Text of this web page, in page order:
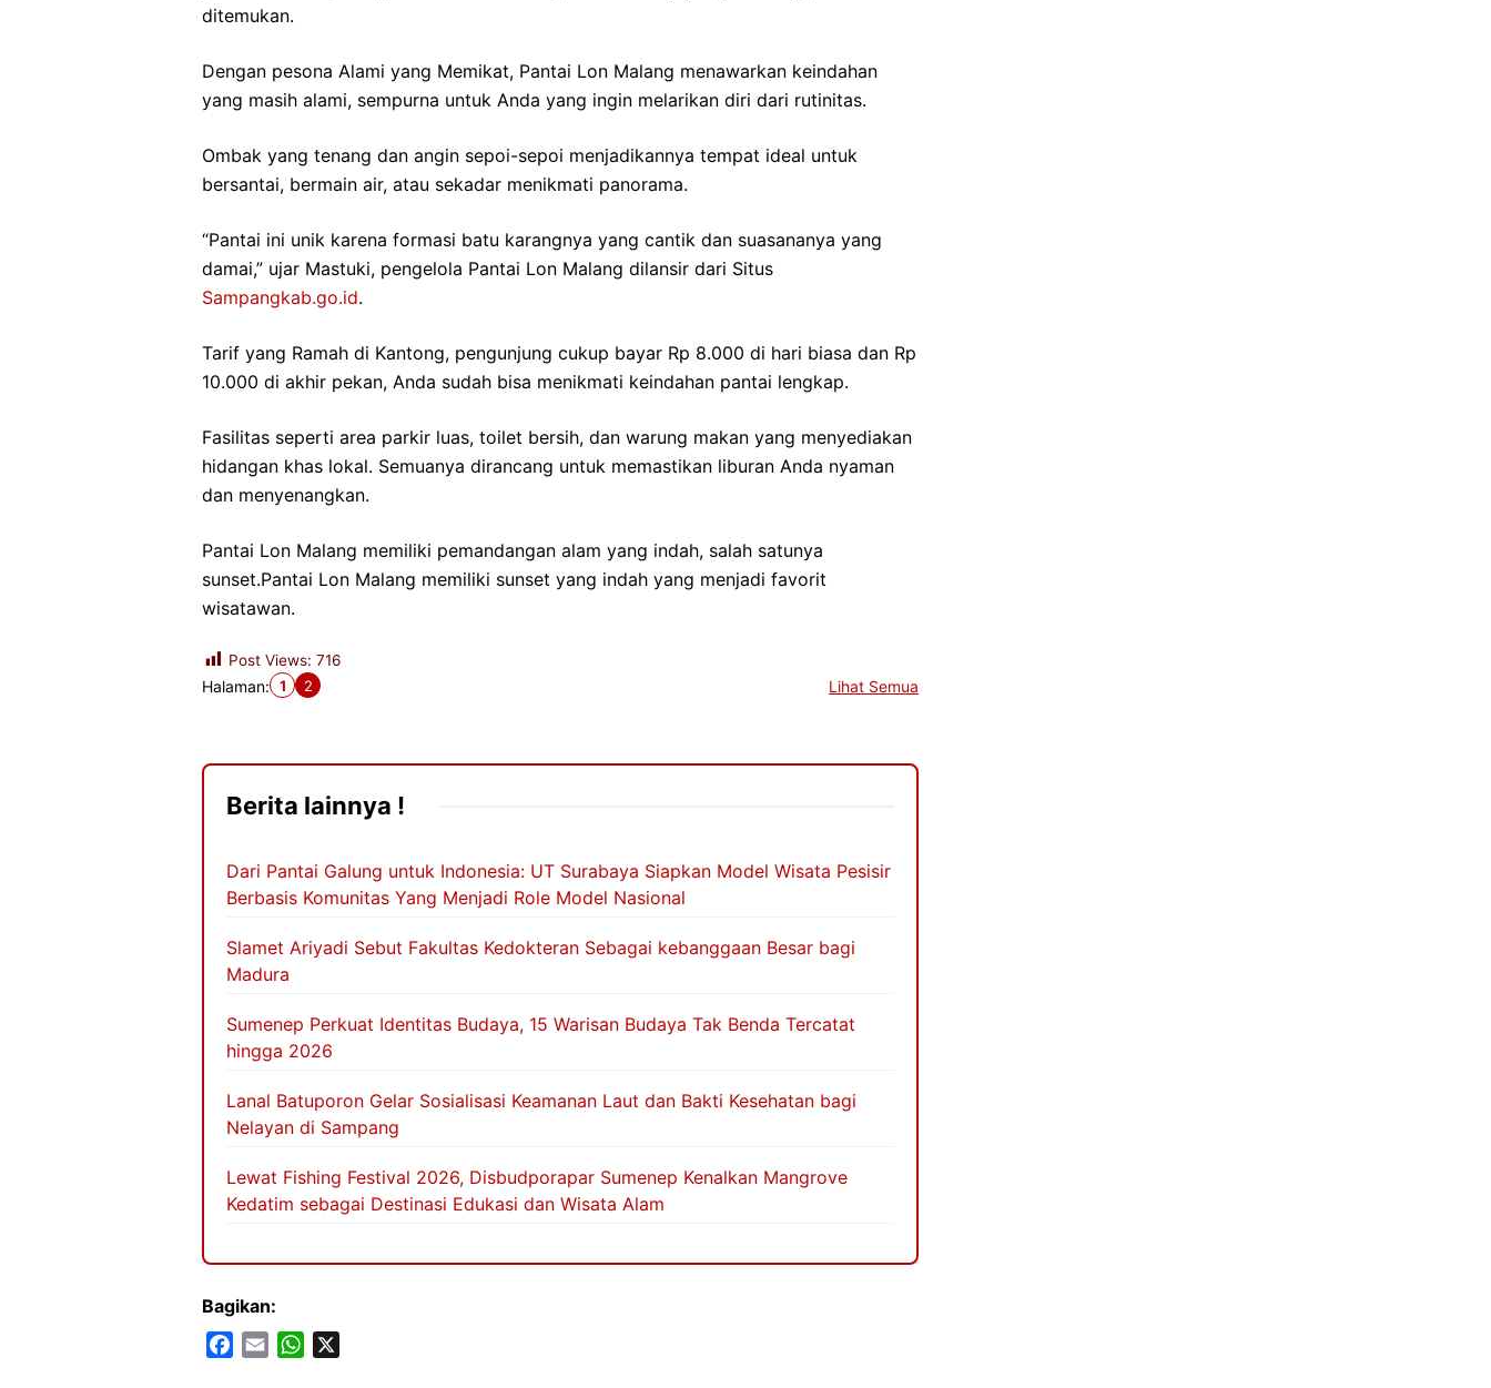
ditemukan.
Dengan pesona Alami yang Memikat, Pantai Lon Malang menawarkan keindahan
yang masih alami, sempurna untuk Anda yang ingin melarikan diri dari rutinitas.
Ombak yang tenang dan angin sepoi-sepoi menjadikannya tempat ideal untuk
bersantai, bermain air, atau sekadar menikmati panorama.
“Pantai ini unik karena formasi batu karangnya yang cantik dan suasananya yang
damai,” ujar Mastuki, pengelola Pantai Lon Malang dilansir dari Situs
Sampangkab.go.id.
Tarif yang Ramah di Kantong, pengunjung cukup bayar Rp 8.000 di hari biasa dan Rp
10.000 di akhir pekan, Anda sudah bisa menikmati keindahan pantai lengkap.
Fasilitas seperti area parkir luas, toilet bersih, dan warung makan yang menyediakan
hidangan khas lokal. Semuanya dirancang untuk memastikan liburan Anda nyaman
dan menyenangkan.
Pantai Lon Malang memiliki pemandangan alam yang indah, salah satunya
sunset.Pantai Lon Malang memiliki sunset yang indah yang menjadi favorit
wisatawan.
Post Views: 716
Halaman: 1 2 Lihat Semua
Berita lainnya !
Dari Pantai Galung untuk Indonesia: UT Surabaya Siapkan Model Wisata Pesisir
Berbasis Komunitas Yang Menjadi Role Model Nasional
Slamet Ariyadi Sebut Fakultas Kedokteran Sebagai kebanggaan Besar bagi
Madura
Sumenep Perkuat Identitas Budaya, 15 Warisan Budaya Tak Benda Tercatat
hingga 2026
Lanal Batuporon Gelar Sosialisasi Keamanan Laut dan Bakti Kesehatan bagi
Nelayan di Sampang
Lewat Fishing Festival 2026, Disbudporapar Sumenep Kenalkan Mangrove
Kedatim sebagai Destinasi Edukasi dan Wisata Alam
Bagikan:
W